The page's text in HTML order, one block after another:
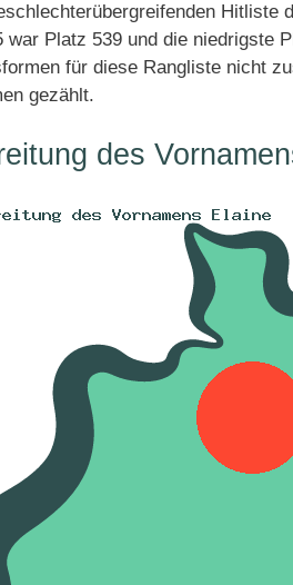
Hitliste
war Platz 539 und die niedrigste
für diese Rangliste nicht
gezählt.
des